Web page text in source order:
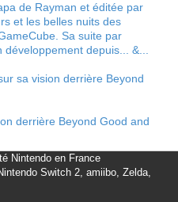
de Rayman et éditée par
et les belles nuits des
Sa suite par
depuis... &...
derrière Beyond Good and
Nintendo en France
Switch 2, amiibo, Zelda,